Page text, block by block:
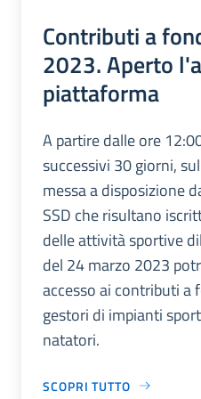
Contributi a
2023. Aperto
piattaforma
A partire dalle ore
successivi 30 giorni,
messa a disposizione
SSD che risultano
delle attività sportive
del 24 marzo 2023
accesso ai contributi a
gestori di impianti
natatori.
SCOPRI TUTTO